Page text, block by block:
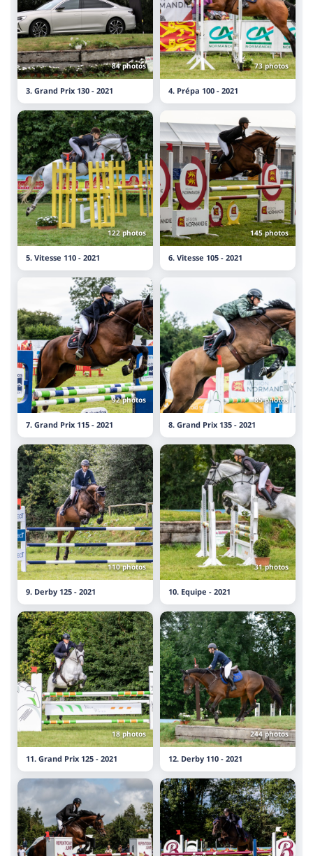
84 photos
3. Grand Prix 130 - 2021
73 photos
4. Prépa 100 - 2021
122 photos
5. Vitesse 110 - 2021
145 photos
6. Vitesse 105 - 2021
92 photos
7. Grand Prix 115 - 2021
85 photos
8. Grand Prix 135 - 2021
110 photos
9. Derby 125 - 2021
31 photos
10. Equipe - 2021
18 photos
11. Grand Prix 125 - 2021
244 photos
12. Derby 110 - 2021